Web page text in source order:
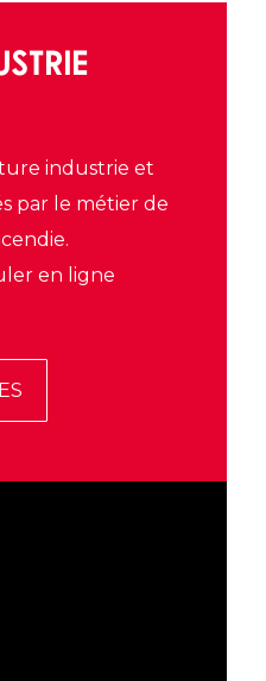
industrie et
par le métier de
en ligne